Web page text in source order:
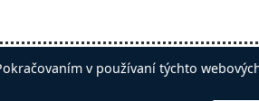
reklamy
v používaní týchto